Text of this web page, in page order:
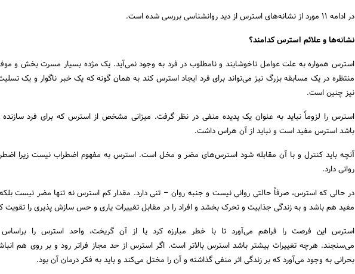
در ادامه ۱۱ مورد از نشانه‌های استرس از دید روانشناسی بررسی شده است.
نشانه‌ها و علائم استرس کدامند؟
استرس همواره به علت عوامل ناخوشایند و نامطلوب در فرد به وجود نمی‌آید. یک مژده بسیار مسرت بخش و
منتظره در یک مسابقه بزرگ نیز می‌تواند برای فرد ایجاد استرس کند به همان گونه که یک خبر ناگوار و یک
نیز چنین است.
استرس را لزوماً نباید به عنوان یک پدیده منفی در نظر گرفت. میزانی مشخص از استرس که برای فرد
باشد استرس مفید است و نباید از آن هراس داشت.
آنچه باید کنترل و با آن مقابله شود استرس‌های مضر و مخل است. استرس به مفهوم اضطراب نیست زیرا
روانی دارد.
در حالی که استرس، صرفاً حالتی روانی نیست و جنبه روان – تنی دارد. مقدار کم استرس نه تنها مضر نیست
مفید هم باشد و به زندگی جذابیت و تحرک بخشد و افراد را در مقابل تغییرات یاری و حس سازش پذیری را تقویت
استرس این فرصت را فراهم می‌آورد تا با خطر مبارزه کرد یا از آن گریخت، واحد استرس را براساس
می‌سنجند. هرچه تغییرات بیشتر باشد استرس بالاتر است. اگر استرس از حد مجاز فراتر رود و بر روی هم
بحرانی به وجود می‌آورد که بر زندگی اثر منفی گذاشته و آن را مختل می‌کند و باید به فکر درمان آن بود.